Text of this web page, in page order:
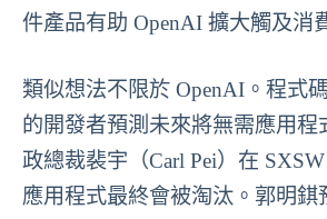
件產品有助 OpenAI 擴大觸及消
類似想法不限於 OpenAI。程式
的開發者預測未來將無需應用程
政總裁裴宇（Carl Pei）在
應用程式最終會被淘汰。郭明錤